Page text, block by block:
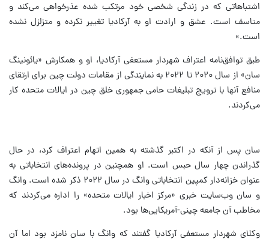
اشتباهاتی که در زندگی شخصی خود مرتکب شده عذرخواهی می‌کند و
متاسف است. عشق و ارادت او به آرکادیا تغییر نکرده و متزلزل نشده
است.»
طبق توافق‌نامه‌ اعتراف شهردار مستعفی آرکادیا، او و همکارش «یائونینگ
سان» از سال ۲۰۲۰ تا ۲۰۲۲ به نمایندگی از مقامات دولت چین برای ارتقای
منافع آنها با ترویج تبلیغات حامی جمهوری خلق چین در ایالات متحده کار
می‌کردند.
سان پس از آنکه در اکتبر گذشته به همین اتهام اعتراف کرد، در حال
گذراندن چهار سال حبس است. او همچنین در پرونده‌های انتخاباتی به
عنوان خزانه‌دار کمپین انتخاباتی وانگ در سال ۲۰۲۲ ذکر شده است. وانگ
و سان وب‌سایت خبری «مرکز اخبار ایالات متحده» را اداره می‌کردند که
مخاطب آن جامعه چینی-آمریکایی‌ها بود.
وکلای شهردار مستعفی آرکادیا گفتند که وانگ با سان نامزد بود اما آن